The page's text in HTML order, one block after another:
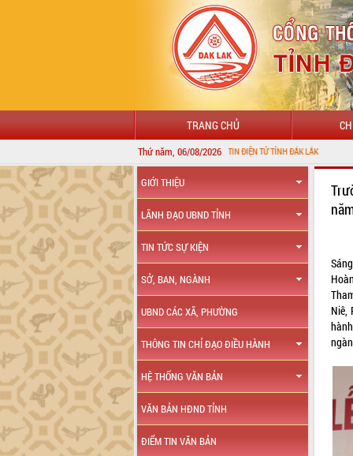
TRANG CHỦ
Thứ năm, 06/08/2026
CHÀO MỪNG ĐẾN VỚI CỔNG THÔNG TIN ĐIỆN TỬ TỈNH ĐẮK LẮK
GIỚI THIỆU
LÃNH ĐẠO UBND TỈNH
TIN TỨC SỰ KIỆN
SỞ, BAN, NGÀNH
UBND CÁC XÃ, PHƯỜNG
THÔNG TIN CHỈ ĐẠO ĐIỀU HÀNH
HỆ THỐNG VĂN BẢN
VĂN BẢN HĐND TỈNH
ĐIỂM TIN VĂN BẢN
Niê,